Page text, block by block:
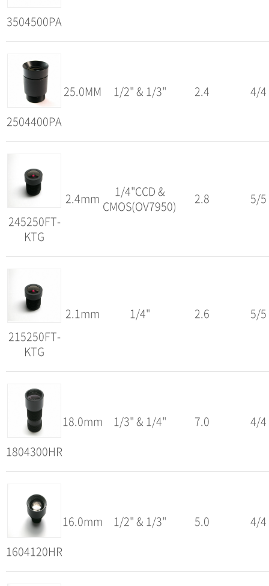
3504500PA
2504400PA
25.0MM 1/2" & 1/3" 2.4 4/4
245250FT-
KTG
2.4mm
1/4"CCD &
CMOS(OV7950)
2.8 5/5
215250FT-
KTG
2.1mm 1/4" 2.6 5/5
1804300HR
18.0mm 1/3" & 1/4" 7.0 4/4
1604120HR
16.0mm 1/2" & 1/3" 5.0 4/4